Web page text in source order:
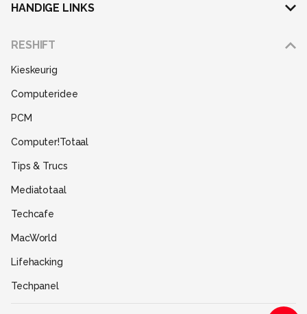
HANDIGE LINKS
RESHIFT
Kieskeurig
Computeridee
PCM
Computer!Totaal
Tips & Trucs
Mediatotaal
Techcafe
MacWorld
Lifehacking
Techpanel